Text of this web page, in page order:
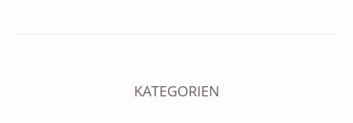
KATEGORIEN